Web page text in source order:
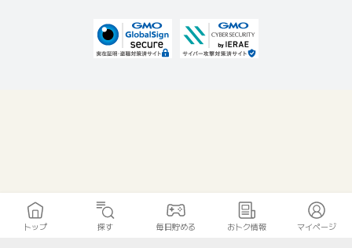
トップ 探す 毎日貯める おトク情報 マイページ